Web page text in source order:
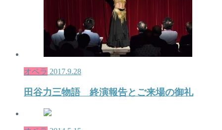
オペラ 2017.9.28
田谷力三物語 終演報告とご来場の御礼